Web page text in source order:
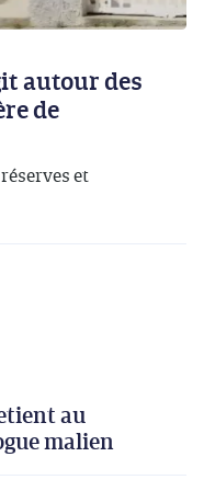
autour des
de
et
au
malien